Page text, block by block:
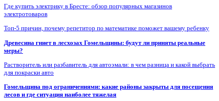
Где купить электрику в Бресте: обзор популярных магазинов
электротоваров
Топ-5 причин, почему репетитор по математике поможет вашему ребенку
Древесина гниет в лесхозах Гомельщины: будут ли приняты реальные
меры?
Растворитель или разбавитель для автоэмали: в чем разница и какой выбрать
для покраски авто
Гомельщина под ограничениями: какие районы закрыты для посещения
лесов и где ситуация наиболее тяжелая